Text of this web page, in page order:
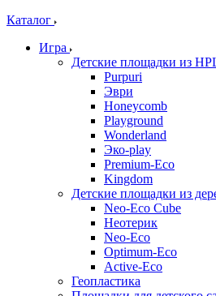
Каталог
Игра
Детские площадки из
Purpuri
Эври
Honeycomb
Playground
Wonderland
Эко-play
Premium-Eco
Kingdom
Детские площадки из
Neo-Eco Cube
Неотерик
Neo-Eco
Оptimum-Еco
Active-Eco
Геопластика